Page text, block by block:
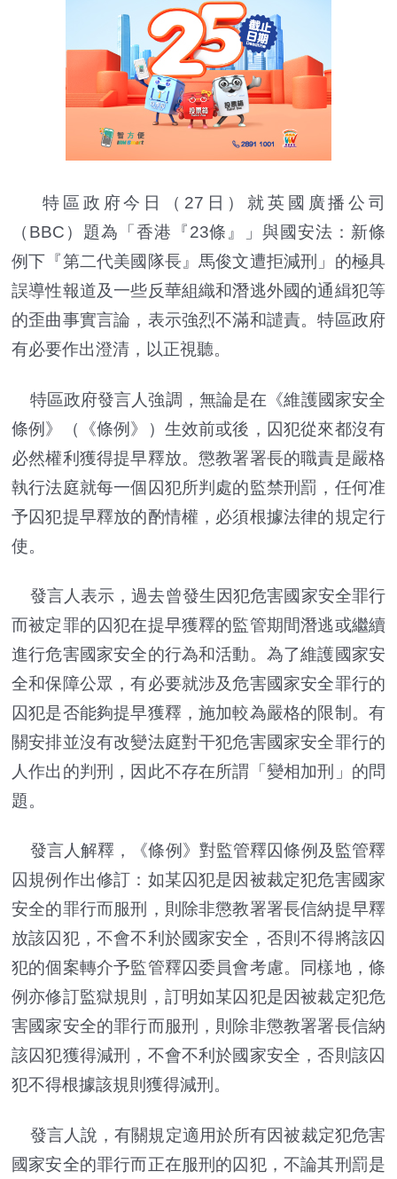
特區政府今日（27日）就英國廣播公司
（BBC）題為「香港『23條』」與國安法：新條
例下『第二代美國隊長』馬俊文遭拒減刑」的極具
誤導性報道及一些反華組織和潛逃外國的通緝犯等
的歪曲事實言論，表示強烈不滿和譴責。特區政府
有必要作出澄清，以正視聽。
特區政府發言人強調，無論是在《維護國家安全
條例》（《條例》）生效前或後，囚犯從來都沒有
必然權利獲得提早釋放。懲教署署長的職責是嚴格
執行法庭就每一個囚犯所判處的監禁刑罰，任何准
予囚犯提早釋放的酌情權，必須根據法律的規定行
使。
發言人表示，過去曾發生因犯危害國家安全罪行
而被定罪的囚犯在提早獲釋的監管期間潛逃或繼續
進行危害國家安全的行為和活動。為了維護國家安
全和保障公眾，有必要就涉及危害國家安全罪行的
囚犯是否能夠提早獲釋，施加較為嚴格的限制。有
關安排並沒有改變法庭對干犯危害國家安全罪行的
人作出的判刑，因此不存在所謂「變相加刑」的問
題。
發言人解釋，《條例》對監管釋囚條例及監管釋
囚規例作出修訂：如某囚犯是因被裁定犯危害國家
安全的罪行而服刑，則除非懲教署署長信納提早釋
放該囚犯，不會不利於國家安全，否則不得將該囚
犯的個案轉介予監管釋囚委員會考慮。同樣地，條
例亦修訂監獄規則，訂明如某囚犯是因被裁定犯危
害國家安全的罪行而服刑，則除非懲教署署長信納
該囚犯獲得減刑，不會不利於國家安全，否則該囚
犯不得根據該規則獲得減刑。
發言人說，有關規定適用於所有因被裁定犯危害
國家安全的罪行而正在服刑的囚犯，不論其刑罰是